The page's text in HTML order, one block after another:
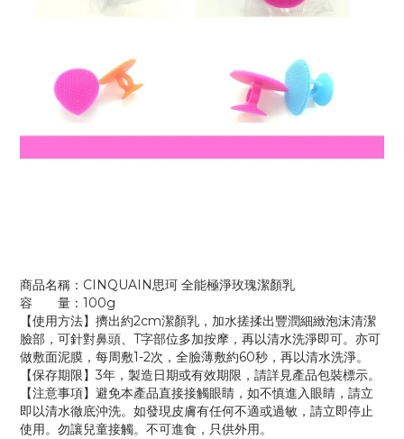
商品名稱：CINQUAIN思珂 全能極淨玫瑰潔顏乳
容 量：100g
【使用方法】擠出約2cm潔顏乳，加水搓揉出豐潤細緻泡沫清潔
臉部，可針對鼻頭、T字部位多加按摩，再以清水洗淨即可。亦可
做敷面泥膜，每周敷1-2次，全臉薄敷約60秒，再以清水洗淨。
【保存期限】3年，製造日期或有效期限，請詳見產品包裝標示。
【注意事項】避免本產品直接接觸眼睛，如不慎進入眼睛，請立
即以清水徹底沖洗。如發現皮膚有任何不適或過敏，請立即停止
使用。勿讓兒童接觸。不可進食，只供外用。